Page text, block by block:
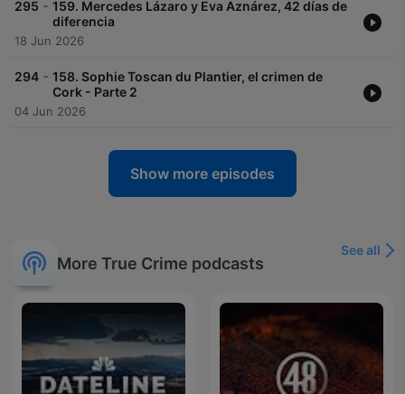
295 - 159. Mercedes Lázaro y Eva Aznárez, 42 días de
diferencia
18 Jun 2026
294 - 158. Sophie Toscan du Plantier, el crimen de
Cork - Parte 2
04 Jun 2026
Show more episodes
More True Crime podcasts
See all